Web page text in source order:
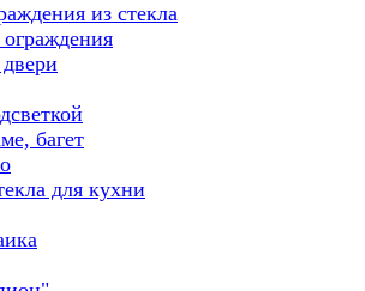
из стекла
багет
для кухни